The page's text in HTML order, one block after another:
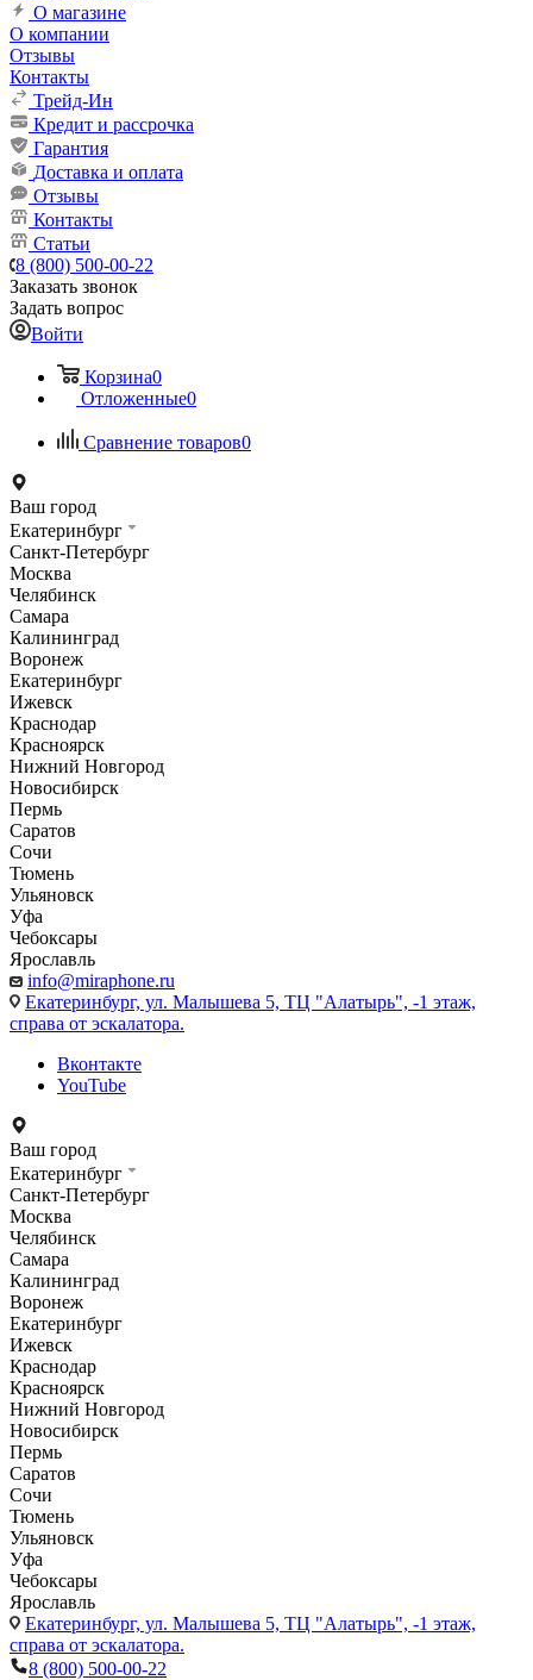
О магазине
О компании
Отзывы
Контакты
Трейд-Ин
Кредит и рассрочка
Гарантия
Доставка и оплата
Отзывы
Контакты
Статьи
8 (800) 500-00-22
Заказать звонок
Задать вопрос
Войти
Корзина0
Отложенные0
Сравнение товаров0
Ваш город
Екатеринбург
Санкт-Петербург
Москва
Челябинск
Самара
Калининград
Воронеж
Екатеринбург
Ижевск
Краснодар
Красноярск
Нижний Новгород
Новосибирск
Пермь
Саратов
Сочи
Тюмень
Ульяновск
Уфа
Чебоксары
Ярославль
info@miraphone.ru
Екатеринбург, ул. Малышева 5, ТЦ "Алатырь", -1 этаж,
справа от эскалатора.
Вконтакте
YouTube
Ваш город
Екатеринбург
Санкт-Петербург
Москва
Челябинск
Самара
Калининград
Воронеж
Екатеринбург
Ижевск
Краснодар
Красноярск
Нижний Новгород
Новосибирск
Пермь
Саратов
Сочи
Тюмень
Ульяновск
Уфа
Чебоксары
Ярославль
Екатеринбург, ул. Малышева 5, ТЦ "Алатырь", -1 этаж,
справа от эскалатора.
8 (800) 500-00-22